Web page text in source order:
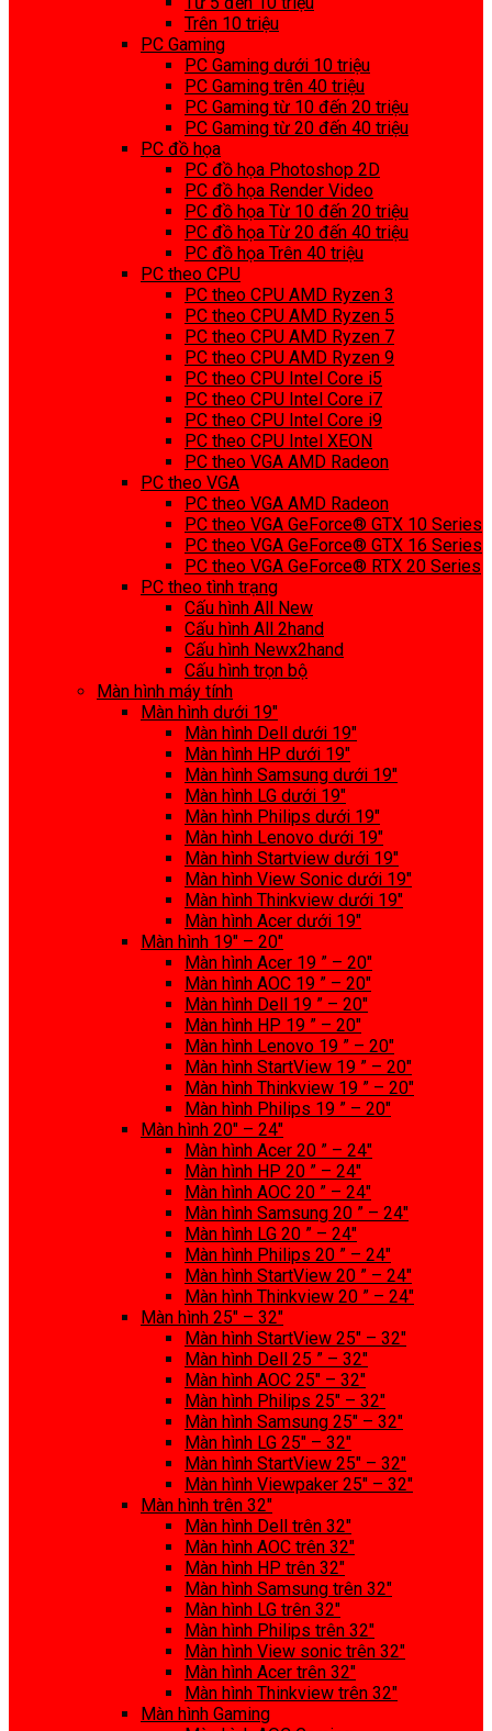
Trên 10 triệu
PC Gaming
PC Gaming dưới 10 triệu
PC Gaming trên 40 triệu
PC Gaming từ 10 đến 20 triệu
PC Gaming từ 20 đến 40 triệu
PC đồ họa
PC đồ họa Photoshop 2D
PC đồ họa Render Video
PC đồ họa Từ 10 đến 20 triệu
PC đồ họa Từ 20 đến 40 triệu
PC đồ họa Trên 40 triệu
PC theo CPU
PC theo CPU AMD Ryzen 3
PC theo CPU AMD Ryzen 5
PC theo CPU AMD Ryzen 7
PC theo CPU AMD Ryzen 9
PC theo CPU Intel Core i5
PC theo CPU Intel Core i7
PC theo CPU Intel Core i9
PC theo CPU Intel XEON
PC theo VGA AMD Radeon
PC theo VGA
PC theo VGA AMD Radeon
PC theo VGA GeForce® GTX 10 Series
PC theo VGA GeForce® GTX 16 Series
PC theo VGA GeForce® RTX 20 Series
PC theo tình trạng
Cấu hình All New
Cấu hình All 2hand
Cấu hình Newx2hand
Cấu hình trọn bộ
Màn hình máy tính
Màn hình dưới 19″
Màn hình Dell dưới 19″
Màn hình HP dưới 19″
Màn hình Samsung dưới 19″
Màn hình LG dưới 19″
Màn hình Philips dưới 19″
Màn hình Lenovo dưới 19″
Màn hình Startview dưới 19″
Màn hình View Sonic dưới 19″
Màn hình Thinkview dưới 19″
Màn hình Acer dưới 19″
Màn hình 19″ – 20″
Màn hình Acer 19 ” – 20″
Màn hình AOC 19 ” – 20″
Màn hình Dell 19 ” – 20″
Màn hình HP 19 ” – 20″
Màn hình Lenovo 19 ” – 20″
Màn hình StartView 19 ” – 20″
Màn hình Thinkview 19 ” – 20″
Màn hình Philips 19 ” – 20″
Màn hình 20″ – 24″
Màn hình Acer 20 ” – 24″
Màn hình HP 20 ” – 24″
Màn hình AOC 20 ” – 24″
Màn hình Samsung 20 ” – 24″
Màn hình LG 20 ” – 24″
Màn hình Philips 20 ” – 24″
Màn hình StartView 20 ” – 24″
Màn hình Thinkview 20 ” – 24″
Màn hình 25″ – 32″
Màn hình StartView 25″ – 32″
Màn hình Dell 25 ” – 32″
Màn hình AOC 25″ – 32″
Màn hình Philips 25″ – 32″
Màn hình Samsung 25″ – 32″
Màn hình LG 25″ – 32″
Màn hình StartView 25″ – 32″
Màn hình Viewpaker 25″ – 32″
Màn hình trên 32″
Màn hình Dell trên 32″
Màn hình AOC trên 32″
Màn hình HP trên 32″
Màn hình Samsung trên 32″
Màn hình LG trên 32″
Màn hình Philips trên 32″
Màn hình View sonic trên 32″
Màn hình Acer trên 32″
Màn hình Thinkview trên 32″
Màn hình Gaming